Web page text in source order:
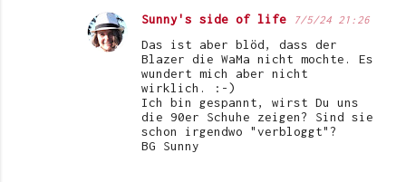
Sunny's side of life 7/5/24 21:26
Das ist aber blöd, dass der
Blazer die WaMa nicht mochte. Es
wundert mich aber nicht
wirklich. :-)
Ich bin gespannt, wirst Du uns
die 90er Schuhe zeigen? Sind sie
schon irgendwo "verbloggt"?
BG Sunny